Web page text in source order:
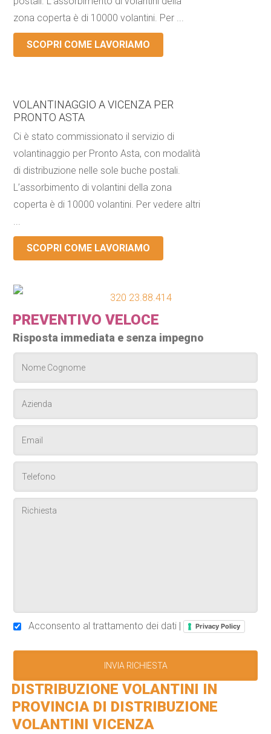
zona coperta è di 10000 volantini. Per ...
SCOPRI COME LAVORIAMO
VOLANTINAGGIO A VICENZA PER
PRONTO ASTA
Ci è stato commissionato il servizio di
volantinaggio per Pronto Asta, con modalità
di distribuzione nelle sole buche postali.
L’assorbimento di volantini della zona
coperta è di 10000 volantini. Per vedere altri
...
SCOPRI COME LAVORIAMO
320 23.88.414
PREVENTIVO VELOCE
Risposta immediata e senza impegno
Acconsento al trattamento dei dati | Privacy Policy
DISTRIBUZIONE VOLANTINI IN
PROVINCIA DI DISTRIBUZIONE
VOLANTINI VICENZA